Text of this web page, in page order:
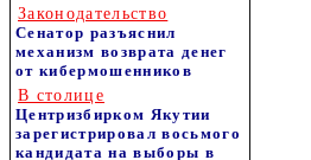
Законодательство
Сенатор разъяснил
механизм возврата денег
от кибермошенников
В столице
Центризбирком Якутии
зарегистрировал восьмого
кандидата на выборы в